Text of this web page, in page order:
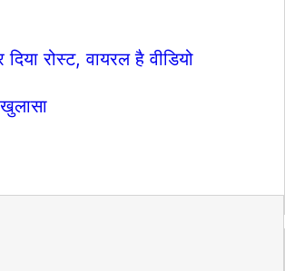
रोस्ट, वायरल है वीडियो